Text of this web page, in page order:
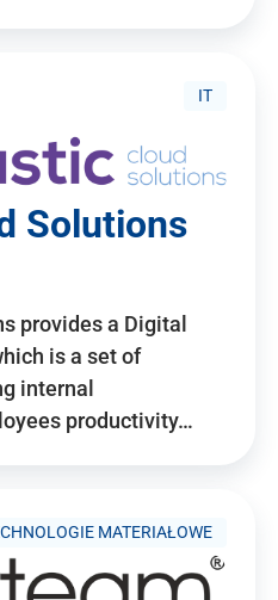
IT
Solutions
provides a Digital
is a set of
internal
productivity…
MATERIAŁOWE